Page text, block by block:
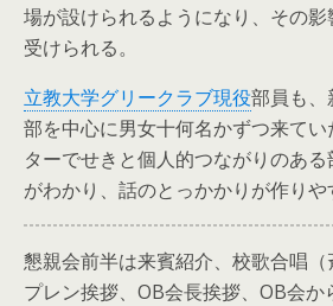
場が設けられるようになり、その
受けられる。
立教大学グリークラブ現役部員も、
部を中心に男女十何名かずつ来て
ターでせきと個人的つながりのあ
がわかり、話のとっかかりが作りや
懇親会前半は来賓紹介、校歌合唱
プレン挨拶、OB会長挨拶、OB会か